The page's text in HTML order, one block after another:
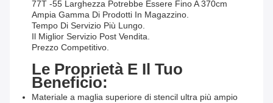
77T -55 Larghezza Potrebbe Essere Fino A 370cm
Ampia Gamma Di Prodotti In Magazzino.
Tempo Di Servizio Più Lungo.
Il Miglior Servizio Post Vendita.
Prezzo Competitivo.
Le Proprietà E Il Tuo
Beneficio:
Materiale a maglia superiore di stencil ultra più ampio